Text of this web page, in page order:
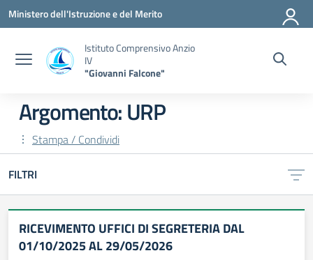
Vai ai contenuti
Vai al menu di navigazione
Vai al footer
Ministero dell'Istruzione e del Merito
Istituto Comprensivo Anzio
IV
"Giovanni Falcone"
Argomento: URP
Stampa / Condividi
FILTRI
RICEVIMENTO UFFICI DI SEGRETERIA DAL
01/10/2025 AL 29/05/2026